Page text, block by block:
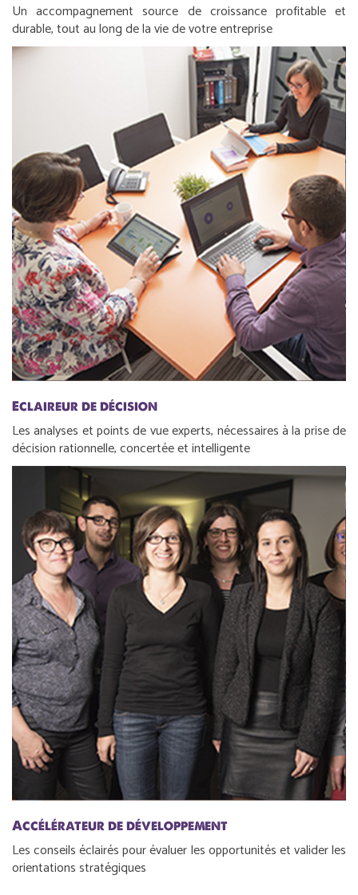
Un accompagnement source de croissance profitable et
durable, tout au long de la vie de votre entreprise
Eclaireur de décision
Les analyses et points de vue experts, nécessaires à la prise de
décision rationnelle, concertée et intelligente
Accélérateur de développement
Les conseils éclairés pour évaluer les opportunités et valider les
orientations stratégiques